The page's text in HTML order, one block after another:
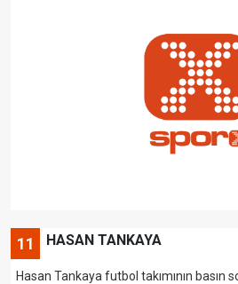
11 HASAN TANKAYA
Hasan Tankaya futbol takımının basın